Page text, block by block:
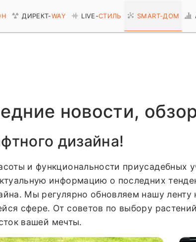
ДИРЕКТ-WAY LIVE-СТИЛЬ SMART-ДОМ
новости,
дизайна!
и функциональности приусадебных
информацию о последних
Мы регулярно обновляем нашу ленту
сфере. От советов по выбору
вашей мечты.